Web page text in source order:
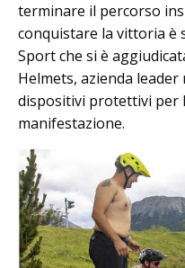
terminare il percorso
conquistare la vittoria è
Sport che si è
Helmets, azienda
dispositivi protettivi per
manifestazione.